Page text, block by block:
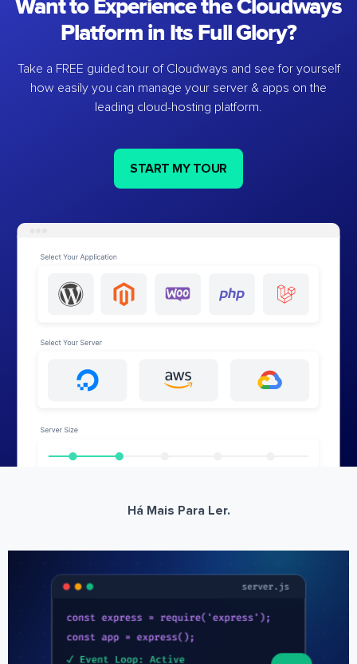
Want to Experience the Cloudways
Platform in Its Full Glory?
Take a FREE guided tour of Cloudways and see for yourself
how easily you can manage your server & apps on the
leading cloud-hosting platform.
START MY TOUR
Há Mais Para Ler.